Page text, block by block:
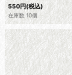
550円(税込)
在庫数 10個